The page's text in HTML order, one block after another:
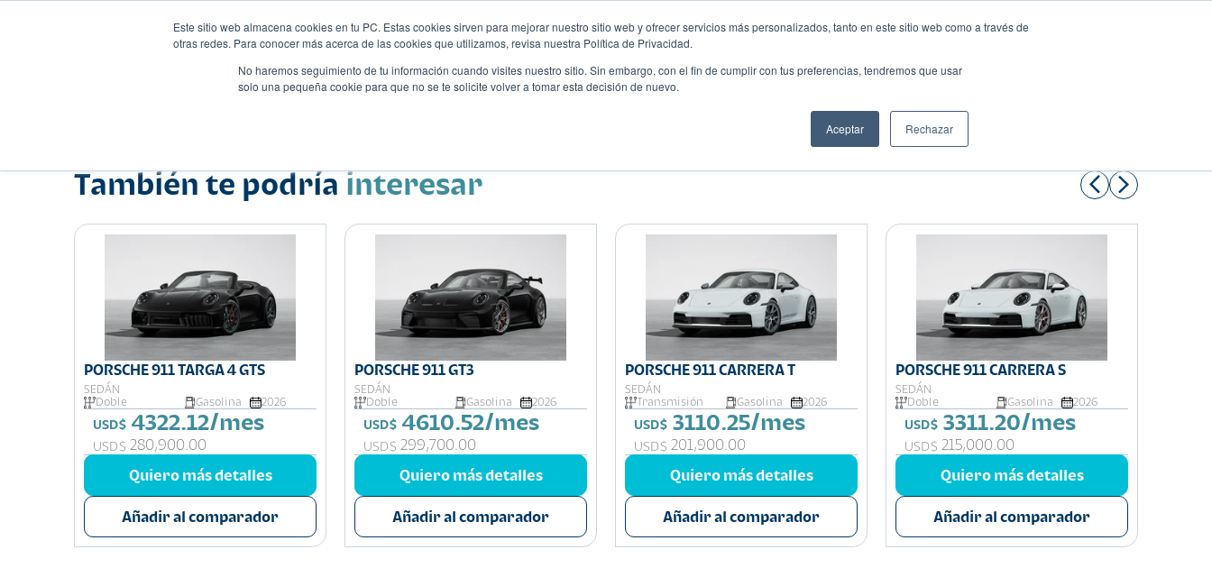
Este sitio web almacena cookies en tu PC. Estas cookies sirven para mejorar nuestro sitio web y ofrecer servicios más personalizados, tanto en este sitio web como a través de
otras redes. Para conocer más acerca de las cookies que utilizamos, revisa nuestra Política de Privacidad.
No haremos seguimiento de tu información cuando visites nuestro sitio. Sin embargo, con el fin de cumplir con tus preferencias, tendremos que usar
solo una pequeña cookie para que no se te solicite volver a tomar esta decisión de nuevo.
Aceptar Rechazar
Compartir:
También te podría interesar
PORSCHE 911 TARGA 4 GTS
SEDÁN
Doble
Gasolina 2026
USD$ 4322.12/mes
USD$ 280,900.00
Quiero más detalles
Añadir al comparador
PORSCHE 911 GT3
SEDÁN
Doble
Gasolina 2026
USD$ 4610.52/mes
USD$ 299,700.00
Quiero más detalles
Añadir al comparador
PORSCHE 911 CARRERA T
SEDÁN
Transmisión
Gasolina 2026
USD$ 3110.25/mes
USD$ 201,900.00
Quiero más detalles
Añadir al comparador
PORSCHE 911 CARRERA S
SEDÁN
Doble
Gasolina 2026
USD$ 3311.20/mes
USD$ 215,000.00
Quiero más detalles
Añadir al comparador